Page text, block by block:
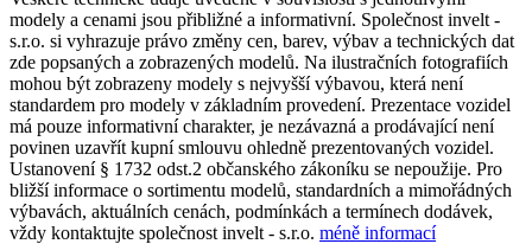
modely a cenami jsou přibližné a informativní. Společnost invelt -
s.r.o. si vyhrazuje právo změny cen, barev, výbav a technických dat
zde popsaných a zobrazených modelů. Na ilustračních fotografiích
mohou být zobrazeny modely s nejvyšší výbavou, která není
standardem pro modely v základním provedení. Prezentace vozidel
má pouze informativní charakter, je nezávazná a prodávající není
povinen uzavřít kupní smlouvu ohledně prezentovaných vozidel.
Ustanovení § 1732 odst.2 občanského zákoníku se nepoužije. Pro
bližší informace o sortimentu modelů, standardních a mimořádných
výbavách, aktuálních cenách, podmínkách a termínech dodávek,
vždy kontaktujte společnost invelt - s.r.o. méně informací